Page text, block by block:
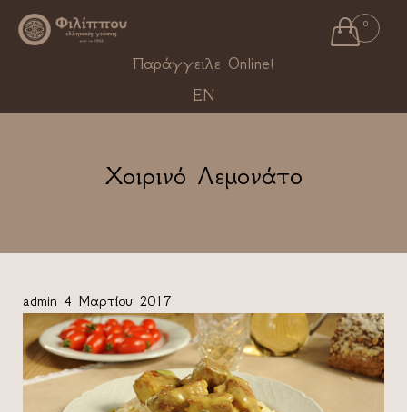
 0
Παράγγειλε Online!
EN
Χοιρινό Λεμονάτο
admin 4 Μαρτίου 2017